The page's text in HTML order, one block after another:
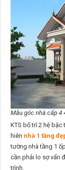
Mẫu góc nhà cấp 4
KTS bố trí 2 hệ
hiên nhà 1 tầng
tường nhà tầng 1
cần phải lo sợ vấn
trình.